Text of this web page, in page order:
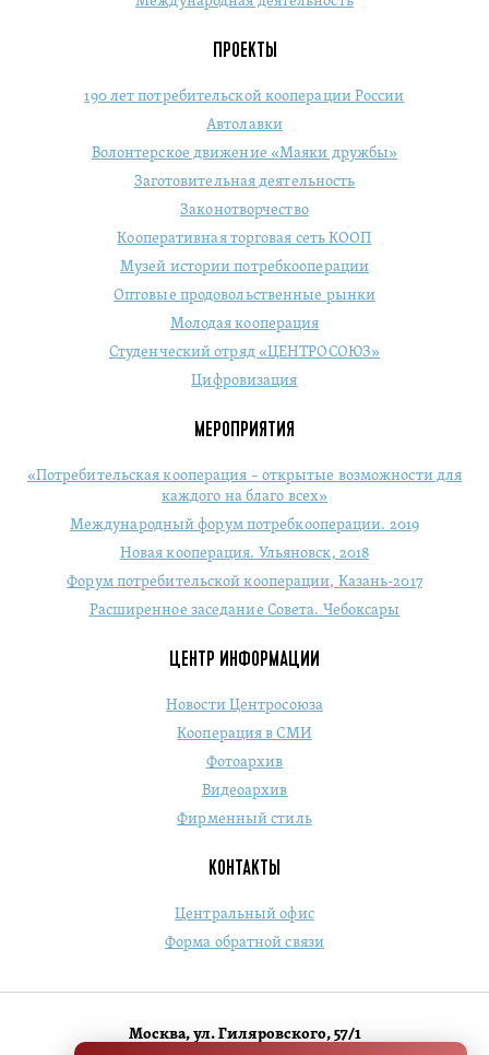
ПРОЕКТЫ
190 лет потребительской кооперации России
Автолавки
Волонтерское движение «Маяки дружбы»
Заготовительная деятельность
Законотворчество
Кооперативная торговая сеть КООП
Музей истории потребкооперации
Оптовые продовольственные рынки
Молодая кооперация
Студенческий отряд «ЦЕНТРОСОЮЗ»
Цифровизация
МЕРОПРИЯТИЯ
«Потребительская кооперация – открытые возможности для
каждого на благо всех»
Международный форум потребкооперации. 2019
Новая кооперация. Ульяновск, 2018
Форум потребительской кооперации, Казань-2017
Расширенное заседание Совета. Чебоксары
ЦЕНТР ИНФОРМАЦИИ
Новости Центросоюза
Кооперация в СМИ
Фотоархив
Видеоархив
Фирменный стиль
КОНТАКТЫ
Центральный офис
Форма обратной связи
Москва, ул. Гиляровского, 57/1